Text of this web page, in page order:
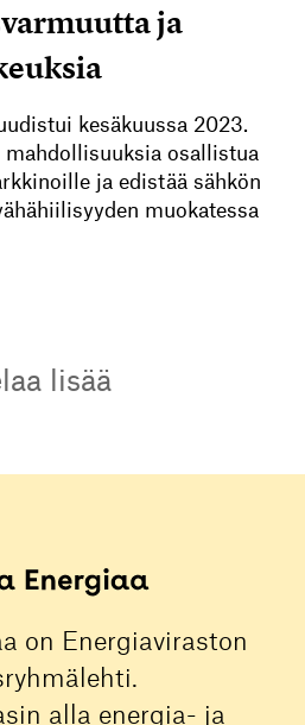
ja
kesäkuussa 2023.
mahdollisuuksia osallistua
ja edistää sähkön
muokatessa
lisää
on Energiaviraston
alla energia- ja